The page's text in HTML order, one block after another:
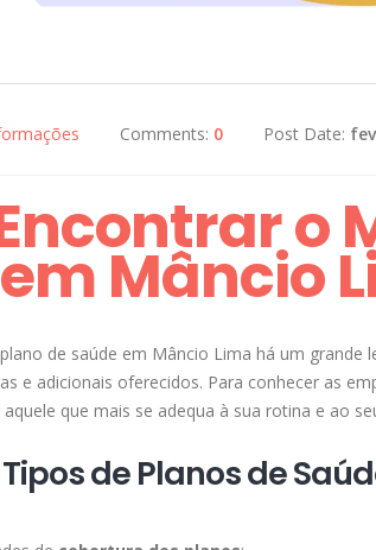
Comments: 0 Post Date:
o
Mâncio
de saúde em Mâncio Lima há um grande
e adicionais oferecidos. Para conhecer as
que mais se adequa à sua rotina e ao
de Planos de